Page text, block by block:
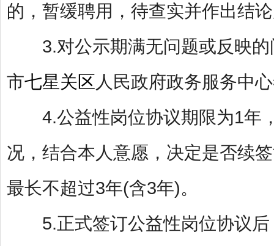
的，暂缓聘用，待查实并作出结
3.对公示期满无问题或反映的
市七星关区 人民政府政务服务中
4.公益性岗位协议期限为1年
况，结合本人意愿，决定是否续
最长不超过3年(含3年)。
5.正式签订公益性岗位协议后